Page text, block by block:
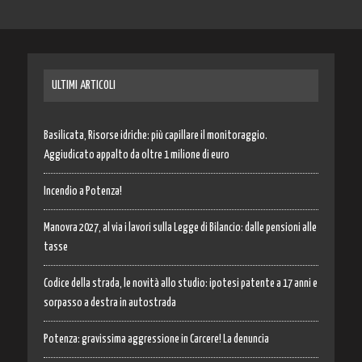
ULTIMI ARTICOLI
Basilicata, Risorse idriche: più capillare il monitoraggio.
Aggiudicato appalto da oltre 1 milione di euro
Incendio a Potenza!
Manovra 2027, al via i lavori sulla Legge di Bilancio: dalle pensioni alle
tasse
Codice della strada, le novità allo studio: ipotesi patente a 17 anni e
sorpasso a destra in autostrada
Potenza: gravissima aggressione in Carcere! La denuncia